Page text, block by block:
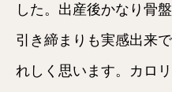
した。出産後かなり骨
引き締まりも実感出来
れしく思います。カロ